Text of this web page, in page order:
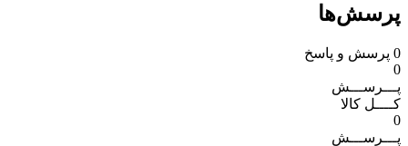
پرسش‌ها
0 پرسش و پاسخ
0
پـــرســـش
کــــل کالا
0
پـــرســـش